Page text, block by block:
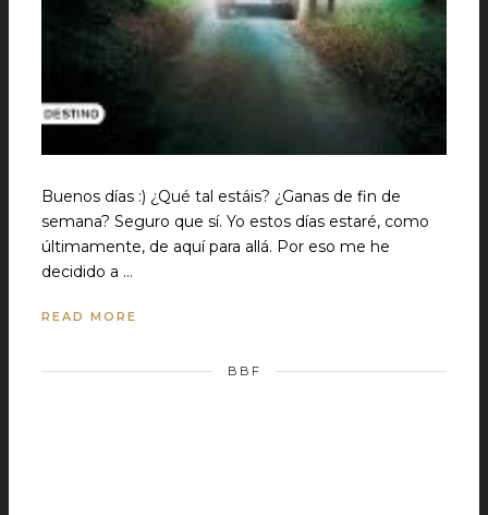
Buenos días :) ¿Qué tal estáis? ¿Ganas de fin de
semana? Seguro que sí. Yo estos días estaré, como
últimamente, de aquí para allá. Por eso me he
decidido a …
READ MORE
BBF